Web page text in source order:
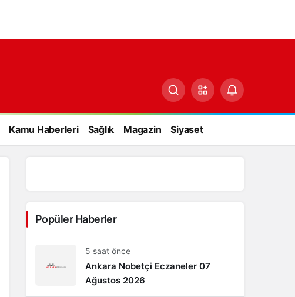
Kamu Haberleri Sağlık Magazin Siyaset
Popüler Haberler
5 saat önce
Ankara Nobetçi Eczaneler 07
Ağustos 2026